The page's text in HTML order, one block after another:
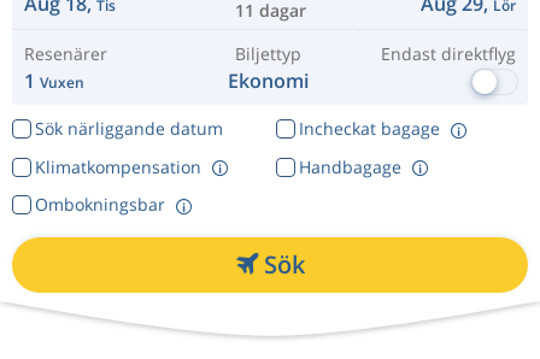
Tis 11 dagar Lör
Resenärer
1 Vuxen
Biljettyp
Ekonomi
Endast direktflyg
Sök närliggande datum
Incheckat bagage
Klimatkompensation
Ombokningsbar
Handbagage
Sök